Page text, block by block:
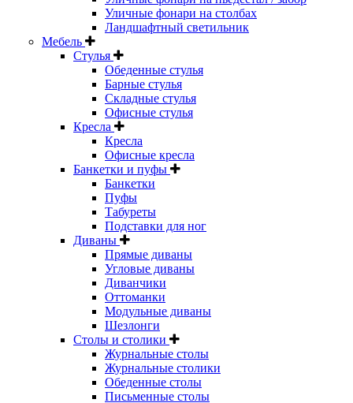
Уличные фонари на столбах
Ландшафтный светильник
Мебель
Стулья
Обеденные стулья
Барные стулья
Складные стулья
Офисные стулья
Кресла
Кресла
Офисные кресла
Банкетки и пуфы
Банкетки
Пуфы
Табуреты
Подставки для ног
Диваны
Прямые диваны
Угловые диваны
Диванчики
Оттоманки
Модульные диваны
Шезлонги
Столы и столики
Журнальные столы
Журнальные столики
Обеденные столы
Письменные столы